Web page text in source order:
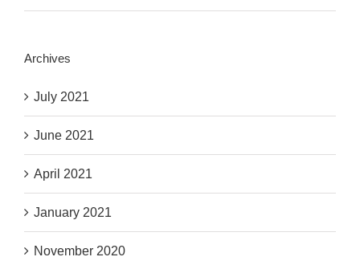
Archives
July 2021
June 2021
April 2021
January 2021
November 2020